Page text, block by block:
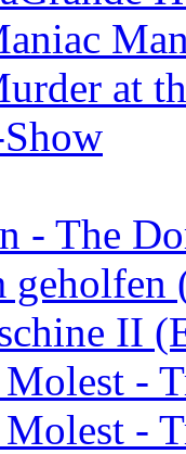
at
- The
II
-
-